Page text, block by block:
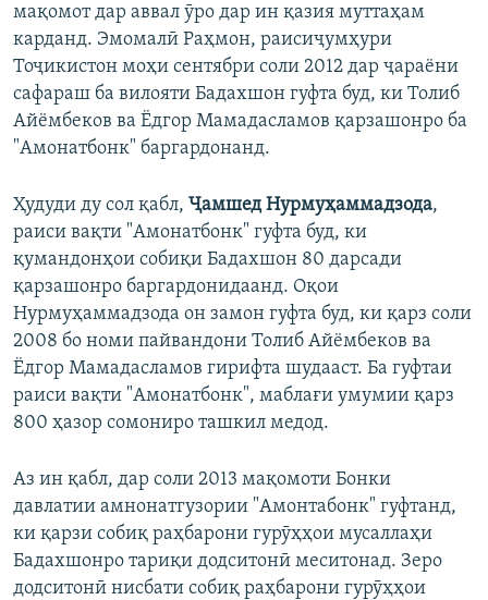
мақомот дар аввал ӯро дар ин қазия муттаҳам
карданд. Эмомалӣ Раҳмон, раисиҷумҳури
Тоҷикистон моҳи сентябри соли 2012 дар ҷараёни
сафараш ба вилояти Бадахшон гуфта буд, ки Толиб
Айёмбеков ва Ёдгор Мамадасламов қарзашонро ба
"Амонатбонк" баргардонанд.
Ҳудуди ду сол қабл, Ҷамшед Нурмуҳаммадзода,
раиси вақти "Амонатбонк" гуфта буд, ки
қумандонҳои собиқи Бадахшон 80 дарсади
қарзашонро баргардонидаанд. Оқои
Нурмуҳаммадзода он замон гуфта буд, ки қарз соли
2008 бо номи пайвандони Толиб Айёмбеков ва
Ёдгор Мамадасламов гирифта шудааст. Ба гуфтаи
раиси вақти "Амонатбонк", маблағи умумии қарз
800 ҳазор сомониро ташкил медод.
Аз ин қабл, дар соли 2013 мақомоти Бонки
давлатии амнонатгузории "Амонтабонк" гуфтанд,
ки қарзи собиқ раҳбарони гурӯҳҳои мусаллаҳи
Бадахшонро тариқи додситонӣ меситонад. Зеро
додситонӣ нисбати собиқ раҳбарони гурӯҳҳои